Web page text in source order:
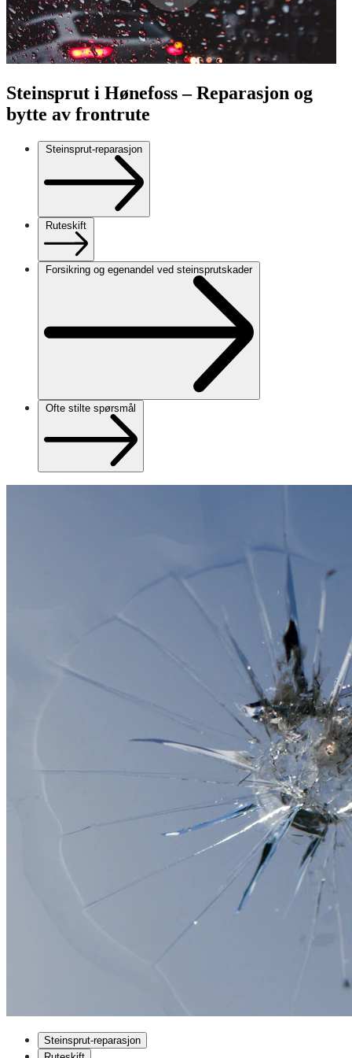
Steinsprut i Hønefoss – Reparasjon og
bytte av frontrute
Steinsprut-reparasjon
Ruteskift
Forsikring og egenandel ved steinsprutskader
Ofte stilte spørsmål
Steinsprut-reparasjon